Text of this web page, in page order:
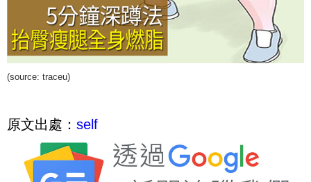
(source: traceu)
原文出處： self